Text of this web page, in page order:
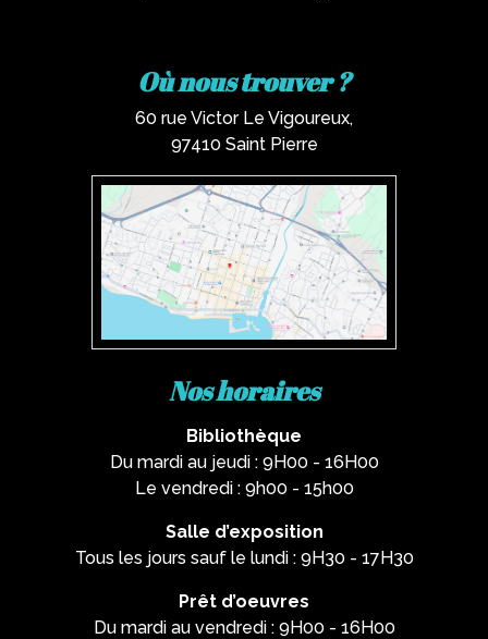
Où nous trouver ?
60 rue Victor Le Vigoureux,
97410 Saint Pierre
Nos horaires
Bibliothèque
Du mardi au jeudi : 9H00 - 16H00
Le vendredi : 9h00 - 15h00
Salle d’exposition
Tous les jours sauf le lundi : 9H30 - 17H30
Prêt d’oeuvres
Du mardi au vendredi : 9H00 - 16H00